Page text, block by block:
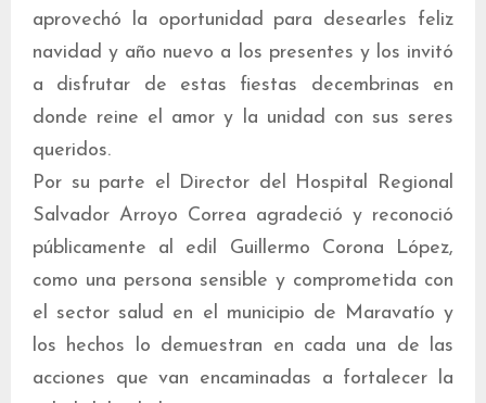
aprovechó la oportunidad para desearles feliz
navidad y año nuevo a los presentes y los invitó
a disfrutar de estas fiestas decembrinas en
donde reine el amor y la unidad con sus seres
queridos.
Por su parte el Director del Hospital Regional
Salvador Arroyo Correa agradeció y reconoció
públicamente al edil Guillermo Corona López,
como una persona sensible y comprometida con
el sector salud en el municipio de Maravatío y
los hechos lo demuestran en cada una de las
acciones que van encaminadas a fortalecer la